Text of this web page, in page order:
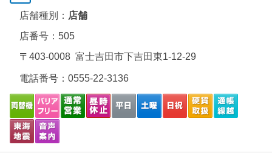
店舗種別： 店舗
店番号：505
〒403-0008 富士吉田市下吉田東1-12-29
電話番号： 0555-22-3136